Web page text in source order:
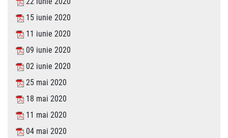
15 iunie 2020
11 iunie 2020
09 iunie 2020
02 iunie 2020
25 mai 2020
18 mai 2020
11 mai 2020
04 mai 2020